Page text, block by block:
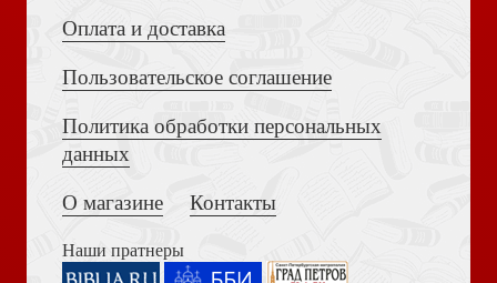
Афон (Благовест)
Достоевский Ф.М. Сила и правда России (2024)
Оплата и доставка
Пользовательское соглашение
Политика обработки персональных
данных
О магазине
Контакты
Наши пратнеры